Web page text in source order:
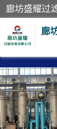
廊
二氧化碳
液氨氨气